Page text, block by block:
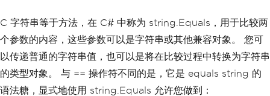
C 字符串等于方法，在 C# 中称为 string.Equals，用于比较两
个参数的内容，这些参数可以是字符串或其他兼容对象。 您可
以传递普通的字符串值，也可以是将在比较过程中转换为字符串
的类型对象。 与 == 操作符不同的是，它是 equals string 的
语法糖，显式地使用 string.Equals 允许您做到：